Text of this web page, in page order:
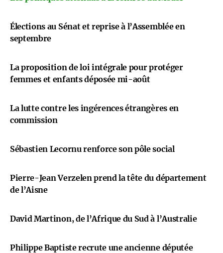
Élections au Sénat et reprise à l’Assemblée en
septembre
La proposition de loi intégrale pour protéger
femmes et enfants déposée mi-août
La lutte contre les ingérences étrangères en
commission
Sébastien Lecornu renforce son pôle social
Pierre-Jean Verzelen prend la tête du département
de l’Aisne
David Martinon, de l’Afrique du Sud à l’Australie
Philippe Baptiste recrute une ancienne députée